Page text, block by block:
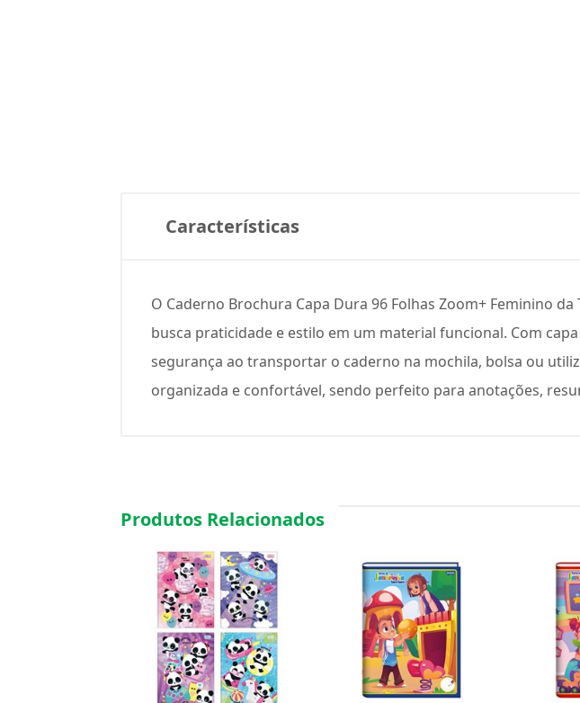
Características
O Caderno Brochura Capa Dura 96 Folhas Zoom+ Feminino
busca praticidade e estilo em um material funcional. Com
segurança ao transportar o caderno na mochila, bolsa ou
organizada e confortável, sendo perfeito para anotações,
Produtos Relacionados